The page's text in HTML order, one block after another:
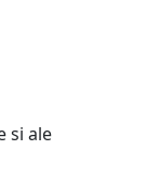
si ale